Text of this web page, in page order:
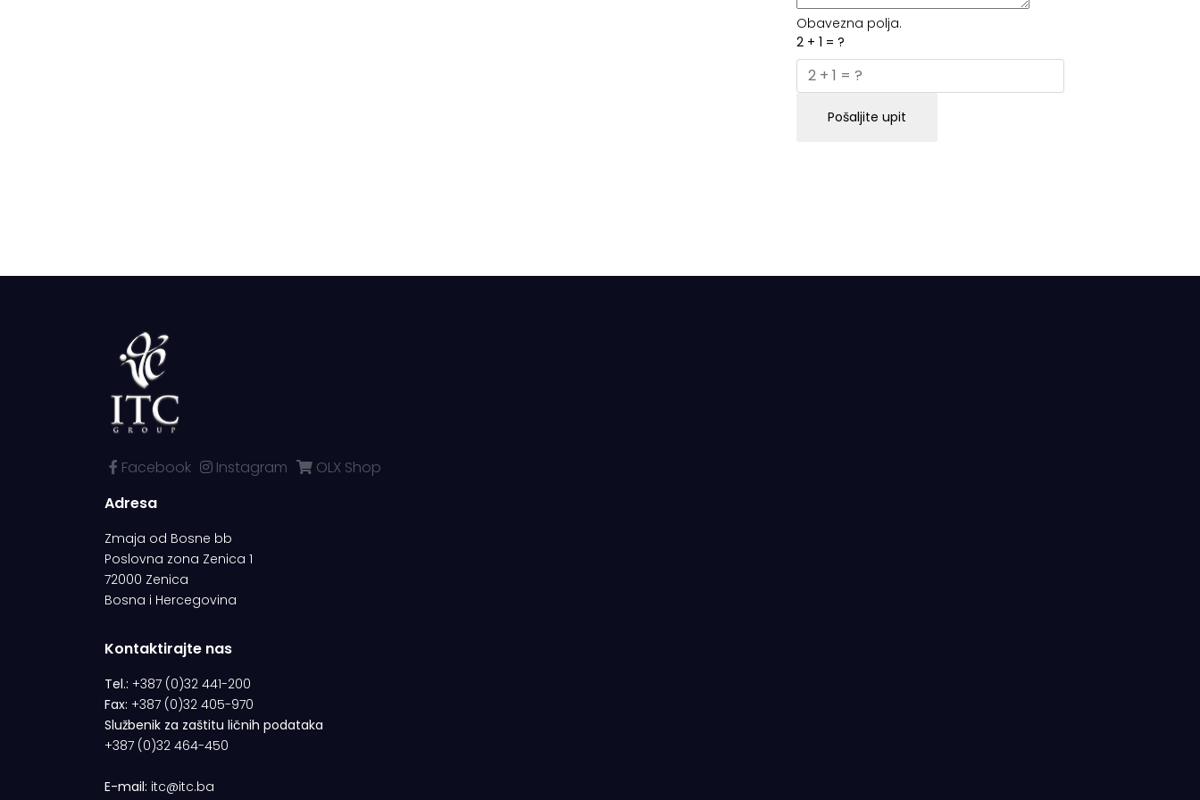
Obavezna polja.
2 + 1 = ?
Pošaljite upit
Facebook Instagram
OLX Shop
Adresa
Zmaja od Bosne bb
Poslovna zona Zenica 1
72000 Zenica
Bosna i Hercegovina
Kontaktirajte nas
Tel.: +387 (0)32 441-200
Fax: +387 (0)32 405-970
Službenik za zaštitu ličnih podataka
+387 (0)32 464-450
E-mail: itc@itc.ba